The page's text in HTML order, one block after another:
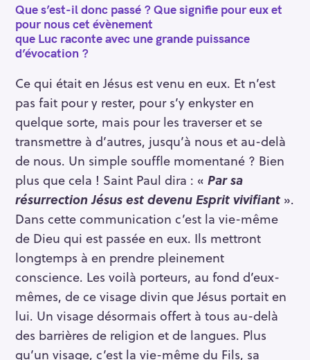
Que s’est-il donc passé ? Que signifie pour eux et
pour nous cet évènement
que Luc raconte avec une grande puissance
d’évocation ?
Ce qui était en Jésus est venu en eux. Et n’est
pas fait pour y rester, pour s’y enkyster en
quelque sorte, mais pour les traverser et se
transmettre à d’autres, jusqu’à nous et au-delà
de nous. Un simple souffle momentané ? Bien
plus que cela ! Saint Paul dira : « Par sa
résurrection Jésus est devenu Esprit vivifiant ».
Dans cette communication c’est la vie-même
de Dieu qui est passée en eux. Ils mettront
longtemps à en prendre pleinement
conscience. Les voilà porteurs, au fond d’eux-
mêmes, de ce visage divin que Jésus portait en
lui. Un visage désormais offert à tous au-delà
des barrières de religion et de langues. Plus
qu’un visage, c’est la vie-même du Fils, sa